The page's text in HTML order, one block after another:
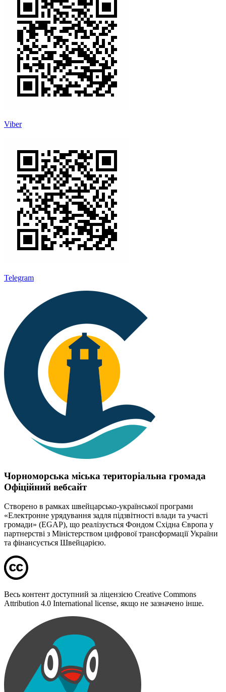
Viber
Telegram
Чорноморська міська територіальна громада
Офіційний вебсайт
Створено в рамках швейцарсько-української програми
«Електронне урядування задля підзвітності влади та участі
громади» (EGAP), що реалізується Фондом Східна Європа у
партнерстві з Міністерством цифрової трансформації України
та фінансується Швейцарією.
Весь контент доступний за ліцензією Creative Commons
Attribution 4.0 International license, якщо не зазначено інше.